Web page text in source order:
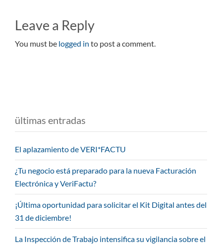
Leave a Reply
You must be logged in to post a comment.
ültimas entradas
El aplazamiento de VERI*FACTU
¿Tu negocio está preparado para la nueva Facturación
Electrónica y VeriFactu?
¡Última oportunidad para solicitar el Kit Digital antes del
31 de diciembre!
La Inspección de Trabajo intensifica su vigilancia sobre el